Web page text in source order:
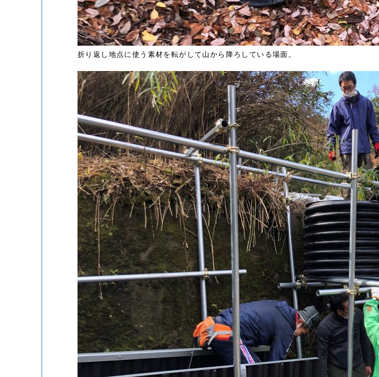
折り返し地点に使う素材を転がして山から降ろしている場面。